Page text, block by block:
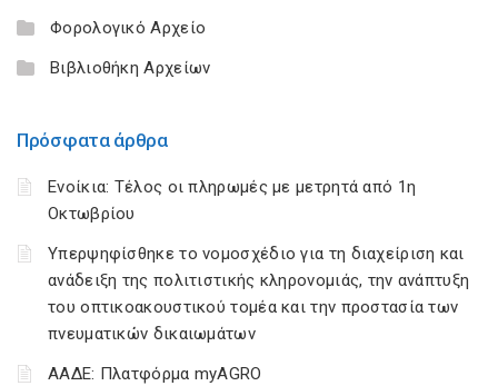
Φορολογικό Αρχείο
Βιβλιοθήκη Αρχείων
Πρόσφατα άρθρα
Ενοίκια: Τέλος οι πληρωμές με μετρητά από 1η
Οκτωβρίου
Υπερψηφίσθηκε το νομοσχέδιο για τη διαχείριση και
ανάδειξη της πολιτιστικής κληρονομιάς, την ανάπτυξη
του οπτικοακουστικού τομέα και την προστασία των
πνευματικών δικαιωμάτων
ΑΑΔΕ: Πλατφόρμα myAGRO